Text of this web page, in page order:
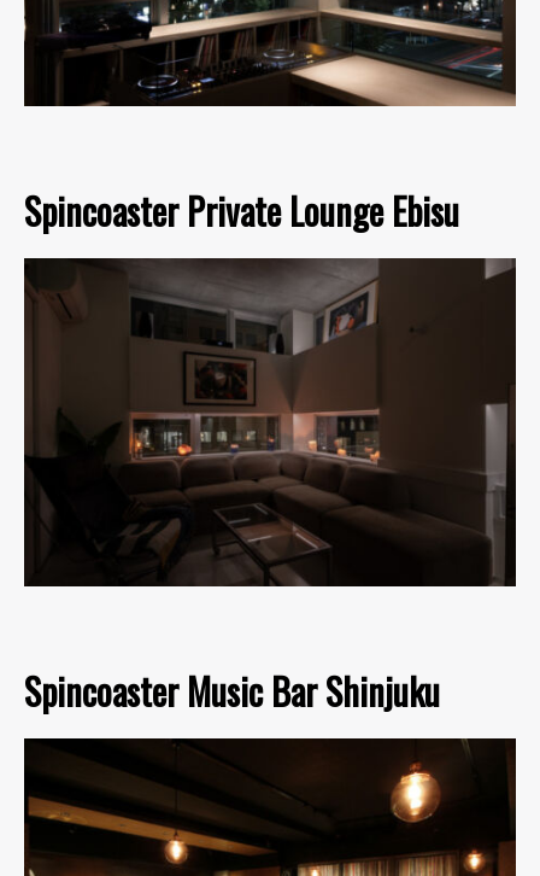
Spincoaster Private Lounge Ebisu
Spincoaster Music Bar Shinjuku